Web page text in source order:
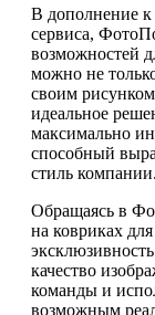
В дополнение к
сервиса,
возможностей
можно не
своим
идеальное
максимально
способный
стиль компании.
Обращаясь в
на ковриках
качество
команды и
возможным